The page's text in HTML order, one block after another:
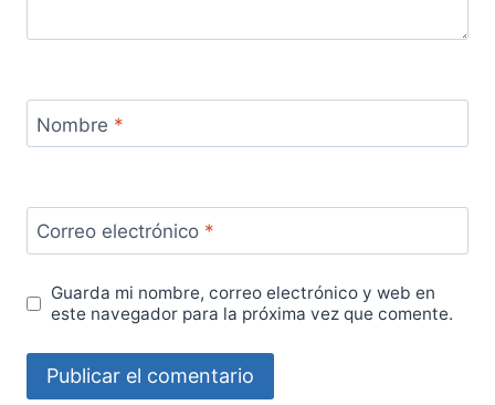
Nombre *
Correo electrónico *
Guarda mi nombre, correo electrónico y web en
este navegador para la próxima vez que comente.